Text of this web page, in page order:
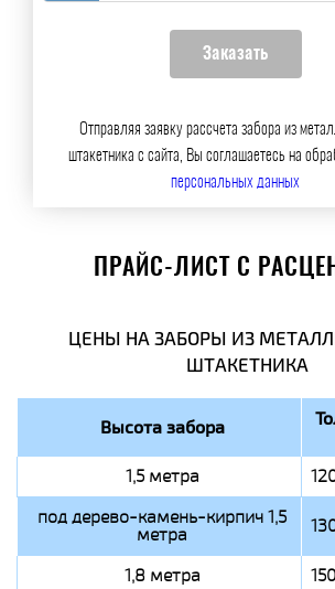
Отправляя заявку рассчета забора из
штакетника с сайта, Вы соглашаетесь на
персональных данных
ПРАЙС-ЛИСТ С
ЦЕНЫ НА ЗАБОРЫ ИЗ
ШТАКЕТНИКА
Высота забора
1,5 метра
под дерево-камень-кирпич 1,5
метра
1,8 метра